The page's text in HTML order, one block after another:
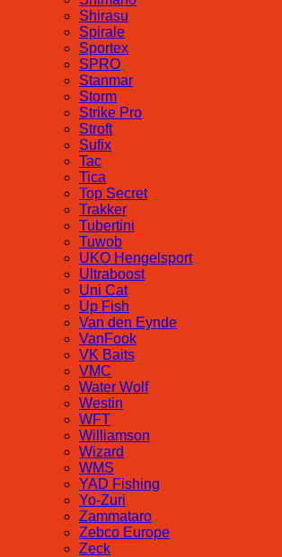
Shirasu
Spirale
Sportex
SPRO
Stanmar
Storm
Strike Pro
Stroft
Sufix
Tac
Tica
Top Secret
Trakker
Tubertini
Tuwob
UKO Hengelsport
Ultraboost
Uni Cat
Up Fish
Van den Eynde
VanFook
VK Baits
VMC
Water Wolf
Westin
WFT
Williamson
Wizard
WMS
YAD Fishing
Yo-Zuri
Zammataro
Zebco Europe
Zeck